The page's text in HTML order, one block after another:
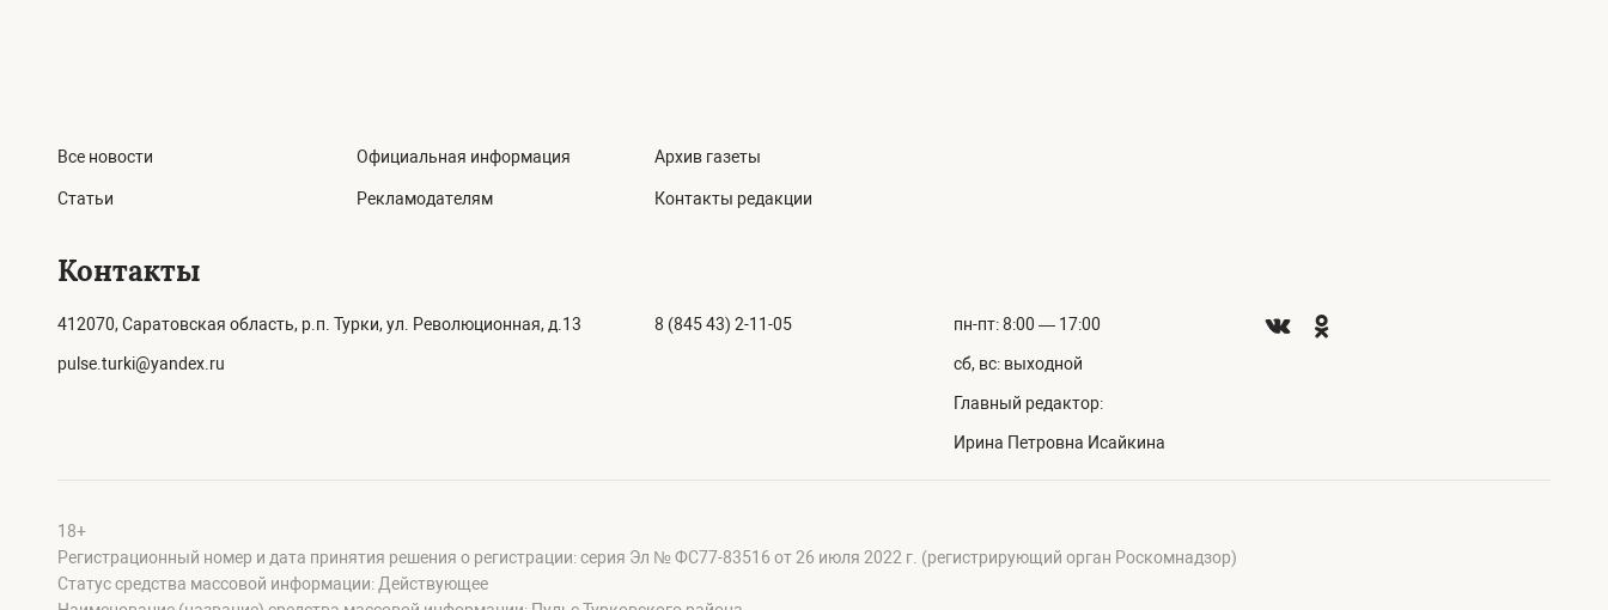
Все новости
Статьи
Официальная информация
Рекламодателям
Архив газеты
Контакты редакции
Контакты
412070, Саратовская область, р.п. Турки, ул. Революционная, д.13
pulse.turki@yandex.ru
8 (845 43) 2-11-05 пн-пт: 8:00 — 17:00
сб, вс: выходной
Главный редактор:
Ирина Петровна Исайкина
18+
Регистрационный номер и дата принятия решения о регистрации: серия Эл № ФС77-83516 от 26 июля 2022 г. (регистрирующий орган Роскомнадзор)
Статус средства массовой информации: Действующее